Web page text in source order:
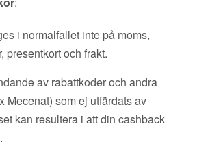
i normalfallet inte på moms,
presentkort och frakt.
av rabattkoder och andra
Mecenat) som ej utfärdats av
kan resultera i att din cashback